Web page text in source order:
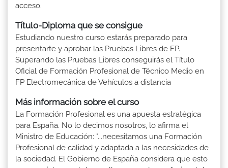
acceso.
Título-Diploma que se consigue
Estudiando nuestro curso estarás preparado para
presentarte y aprobar las Pruebas Libres de FP.
Superando las Pruebas Libres conseguirás el Título
Oficial de Formación Profesional de Técnico Medio en
FP Electromecánica de Vehículos a distancia
Más información sobre el curso
La Formación Profesional es una apuesta estratégica
para España. No lo decimos nosotros, lo afirma el
Ministro de Educación: "...necesitamos una Formación
Profesional de calidad y adaptada a las necesidades de
la sociedad. El Gobierno de España considera que esto